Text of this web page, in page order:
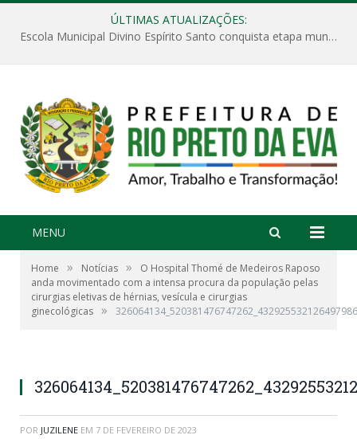
ÚLTIMAS ATUALIZAÇÕES:
Escola Municipal Divino Espírito Santo conquista etapa municipal da V Feira Amazonense de Matemática
MENU
Home » Notícias »
O Hospital Thomé de Medeiros Raposo
anda movimentado com a intensa procura da população pelas
cirurgias eletivas de hérnias, vesícula e cirurgias
ginecológicas »
POR JUZILENE EM 7 DE FEVEREIRO DE 2023